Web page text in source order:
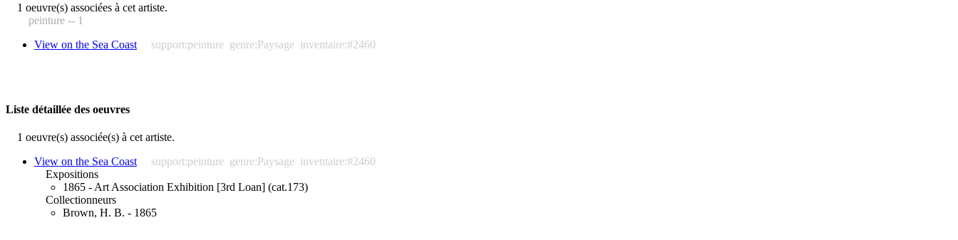
1 oeuvre(s) associées à cet artiste.
peinture -- 1
View on the Sea Coast
support:peinture genre:Paysage inventaire:#2460
Liste détaillée des oeuvres
1 oeuvre(s) associée(s) à cet artiste.
View on the Sea Coast
support:peinture genre:Paysage inventaire:#2460
Expositions
1865 - Art Association Exhibition [3rd Loan] (cat.173)
Collectionneurs
Brown, H. B. - 1865